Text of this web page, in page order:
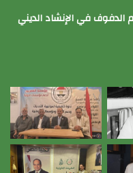
في الإنشاد الديني